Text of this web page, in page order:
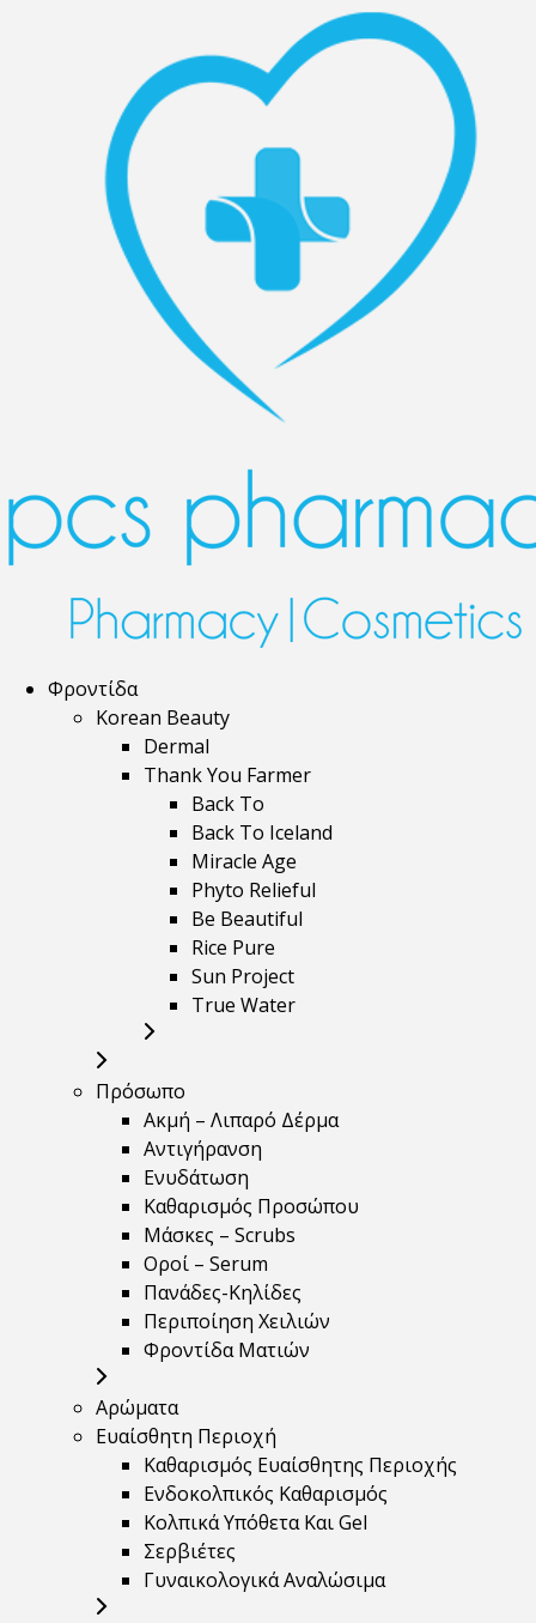
Φροντίδα
Korean Beauty
Dermal
Thank You Farmer
Back To
Back To Iceland
Miracle Age
Phyto Relieful
Be Beautiful
Rice Pure
Sun Project
True Water
Πρόσωπο
Ακμή – Λιπαρό Δέρμα
Αντιγήρανση
Ενυδάτωση
Καθαρισμός Προσώπου
Μάσκες – Scrubs
Οροί – Serum
Πανάδες-Κηλίδες
Περιποίηση Χειλιών
Φροντίδα Ματιών
Αρώματα
Ευαίσθητη Περιοχή
Καθαρισμός Ευαίσθητης Περιοχής
Ενδοκολπικός Καθαρισμός
Κολπικά Υπόθετα Και Gel
Σερβιέτες
Γυναικολογικά Αναλώσιμα